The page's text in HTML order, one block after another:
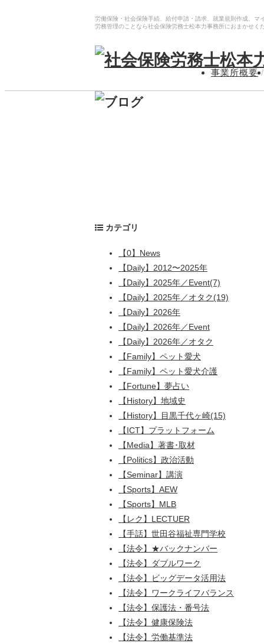
労働保険・社会保険手続、給付申請・請求、就業規則作成、マ
労務管理のことなら社会保険労務士松本力事務所におまかせく
事業所概要 /
カテゴリ
【0】News
【Daily】2012〜2025年
【Daily】2025年／Event(7)
【Daily】2025年／オタク(19)
【Daily】2026年
【Daily】2026年／Event
【Daily】2026年／オタク
【Family】ペット愛犬
【Family】ペット愛犬介護
【Fortune】夢占い
【History】地域史
【History】目黒千代ヶ崎(15)
【ICT】プラットフォーム
【Media】著書･取材
【Politics】政治活動
【Seminar】講演
【Sports】AEW
【Sports】MLB
【レク】LECTUER
【手話】世田谷福祉専門学校
【法令】★バックナンバー
【法令】ダブルワーク
【法令】ビッグデータ活用法
【法令】ワークライフバランス
【法令】保護法・番号法
【法令】健康保険法
【法令】労働基準法